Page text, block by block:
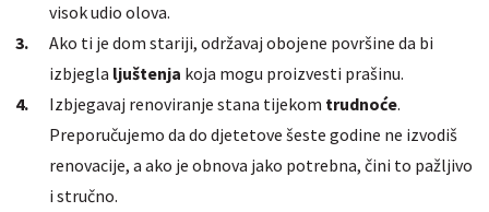
visok udio olova.
Ako ti je dom stariji, održavaj obojene površine da bi
izbjegla ljuštenja koja mogu proizvesti prašinu.
Izbjegavaj renoviranje stana tijekom trudnoće.
Preporučujemo da do djetetove šeste godine ne izvodiš
renovacije, a ako je obnova jako potrebna, čini to pažljivo
i stručno.